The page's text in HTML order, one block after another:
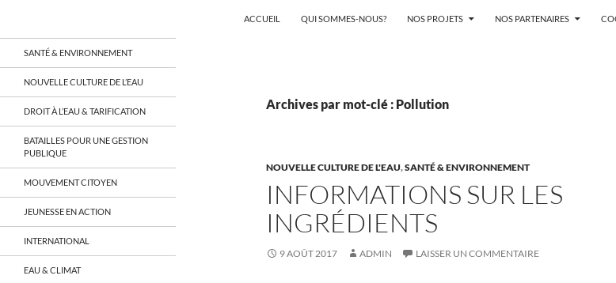
Aller
au
contenu
ACCUEIL QUI SOMMES-NOUS? NOS PROJETS NOS PARTENAIRES
Archives par mot-clé : Pollution
NOUVELLE CULTURE DE L'EAU,SANTÉ & ENVIRONNEMENT
INFORMATIONS SUR LES
INGRÉDIENTS
9 AOÛT 2017 ADMIN LAISSER UN COMMENTAIRE
un réseau qui réunit citoyens et
associations autour de la ressource
territoire français, sur tous les
économique, juridique, de la santé,
culturel…
SANTÉ & ENVIRONNEMENT
NOUVELLE CULTURE DE L’EAU
DROIT À L’EAU & TARIFICATION
BATAILLES POUR UNE GESTION
PUBLIQUE
MOUVEMENT CITOYEN
JEUNESSE EN ACTION
INTERNATIONAL
EAU & CLIMAT